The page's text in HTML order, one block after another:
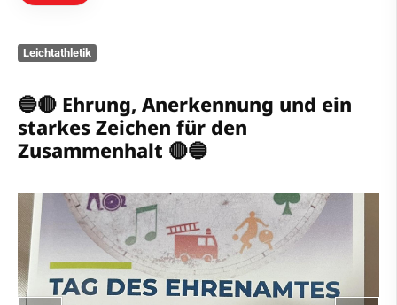
Leichtathletik
🔵🔴 Ehrung, Anerkennung und ein
starkes Zeichen für den
Zusammenhalt 🔴🔵
Sportdeutschland-News
Das LSB-Magazin
Vereins-Shop
Mitgliedschaft & Service